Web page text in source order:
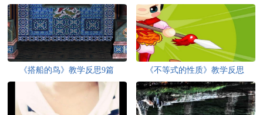
《搭船的鸟》教学反思9篇 《不等式的性质》教学反思